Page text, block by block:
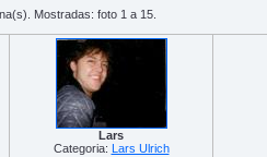
Mostradas: foto 1 a 15.
Lars
Categoria: Lars Ulrich